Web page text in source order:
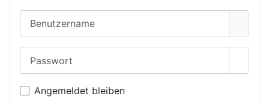
Angemeldet bleiben